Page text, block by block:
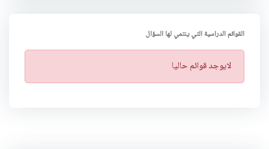
القوائم الدراسية التي ينتمي لها السؤال
ت
ن
لايوجد قوائم حاليا